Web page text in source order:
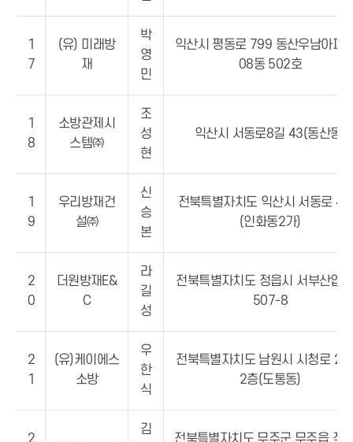
1
7
(유) 미래방
재
박
영
민
익산시 평동로 799 동산우남아파
08동 502호
1
8
소방관제시
스템㈜
조
성
현
익산시 서동로8길 43(동산동)
1
9
우리방재건
설㈜
신
승
본
전북특별자치도 익산시 서동로
(인화동2가)
2
0
더원방재E&
C
라
길
성
전북특별자치도 정읍시 서부산업
507-8
2
1
(유)케이에스
소방
우
한
식
전북특별자치도 남원시 시청로
2층(도통동)
2
김
전북특별자치도 무주군 무주읍 적